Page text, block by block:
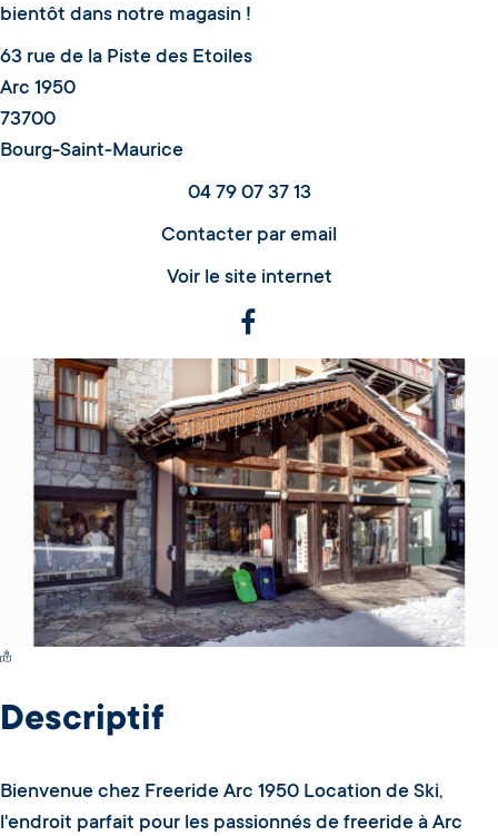
bientôt dans notre magasin !
63 rue de la Piste des Etoiles
Arc 1950
73700
Bourg-Saint-Maurice
04 79 07 37 13
Contacter par email
Voir le site internet
Switch Carte/Photos
Descriptif
Bienvenue chez Freeride Arc 1950 Location de Ski,
l'endroit parfait pour les passionnés de freeride à Arc